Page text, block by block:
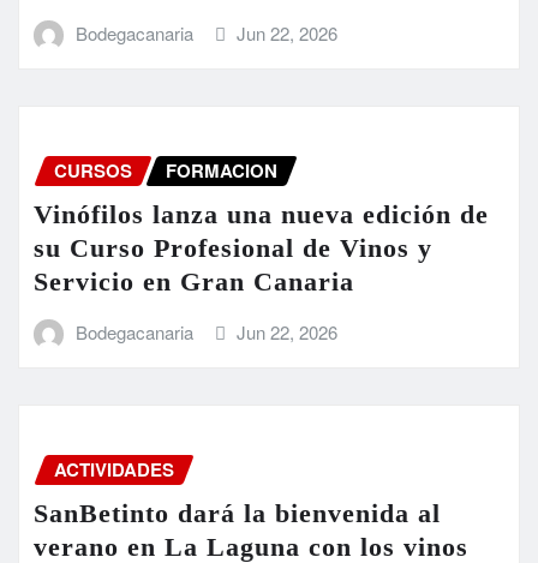
Bodegacanaria Jun 22, 2026
CURSOS FORMACION
Vinófilos lanza una nueva edición de
su Curso Profesional de Vinos y
Servicio en Gran Canaria
Bodegacanaria Jun 22, 2026
ACTIVIDADES
SanBetinto dará la bienvenida al
verano en La Laguna con los vinos